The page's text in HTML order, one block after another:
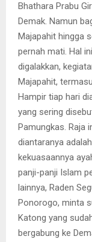
Bhathara Prabu
Demak. Namun
Majapahit hingga
pernah mati. Hal
digalakkan,
Majapahit,
Hampir tiap hari
yang sering
Pamungkas. Raja
diantaranya
kekuasaannya
panji-panji Islam
lainnya, Raden
Ponorogo, minta
Katong yang
bergabung ke